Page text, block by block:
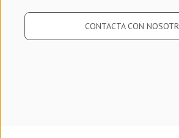
CONTACTA CON